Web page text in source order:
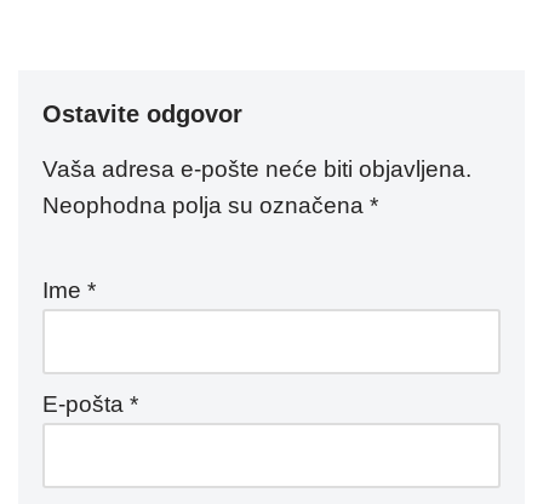
Ostavite odgovor
Vaša adresa e-pošte neće biti objavljena.
Neophodna polja su označena *
Ime *
E-pošta *